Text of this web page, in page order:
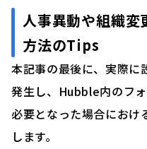
人事異動や組織変
方法のTips
本記事の最後に、実際に
発生し、Hubble内のフ
必要となった場合におけ
します。